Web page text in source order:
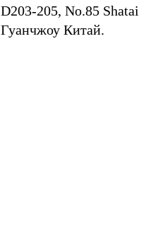
D203-205, No.85 Shatai
Гуанчжоу Китай.